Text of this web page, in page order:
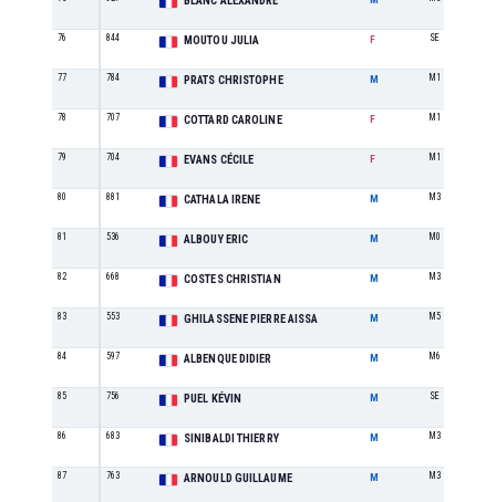
76 844 MOUTOU JULIA F SE
77 784 PRATS CHRISTOPHE M M1
78 707 COTTARD CAROLINE F M1
79 704 EVANS CÉCILE F M1
80 881 CATHALA IRENE M M3
81 536 ALBOUY ERIC M M0
82 668 COSTES CHRISTIAN M M3
83 553 GHILASSENE PIERRE AISSA M M5
84 597 ALBENQUE DIDIER M M6
85 756 PUEL KÉVIN M SE
86 683 SINIBALDI THIERRY M M3
87 763 ARNOULD GUILLAUME M M3